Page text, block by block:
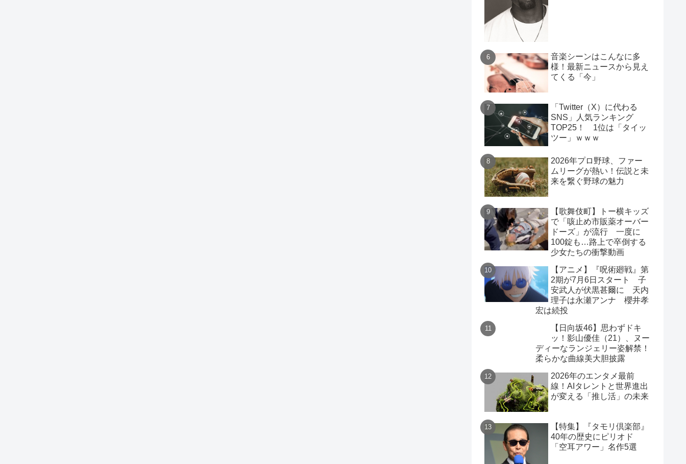
音楽シーンはこんなに多
様！最新ニュースから見え
てくる「今」
「Twitter（X）に代わる
SNS」人気ランキング
TOP25！ 1位は「タイッ
ツー」ｗｗｗ
2026年プロ野球、ファー
ムリーグが熱い！伝説と未
来を繋ぐ野球の魅力
【歌舞伎町】トー横キッズ
で「咳止め市販薬オーバー
ドーズ」が流行 一度に
100錠も…路上で卒倒する
少女たちの衝撃動画
【アニメ】『呪術廻戦』第
2期が7月6日スタート 子
安武人が伏黒甚爾に 天内
理子は永瀬アンナ 櫻井孝
宏は続投
【日向坂46】思わずドキ
ッ！影山優佳（21）、ヌー
ディーなランジェリー姿解禁！
柔らかな曲線美大胆披露
2026年のエンタメ最前
線！AIタレントと世界進出
が変える「推し活」の未来
【特集】『タモリ倶楽部』
40年の歴史にピリオド
「空耳アワー」名作5選